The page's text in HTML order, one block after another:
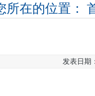
所在的位置：
发表日期